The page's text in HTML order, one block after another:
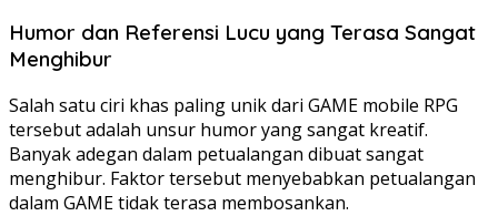
Humor dan Referensi Lucu yang Terasa Sangat
Menghibur
Salah satu ciri khas paling unik dari GAME mobile RPG
tersebut adalah unsur humor yang sangat kreatif.
Banyak adegan dalam petualangan dibuat sangat
menghibur. Faktor tersebut menyebabkan petualangan
dalam GAME tidak terasa membosankan.